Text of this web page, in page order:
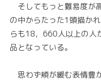
そしてもっと難易度が
の中からたった1頭描か
らも18，660人以上の人
品となっている。
思わず頬が緩む表情豊